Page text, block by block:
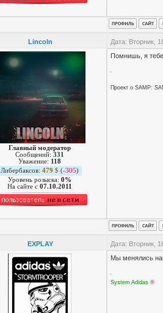
Lincoln Дата: Вторник,
Главный модератор
Сообщений: 331
Уважение: 118
Либербаксов: 479 $ (-305)
Уровень розыска: 0%
На сайте c 07.10.2011
Помнишь, я
Проект о SAMP:
EXPLAY Дата: Вторник,
Мы менялись
System Adidas ®